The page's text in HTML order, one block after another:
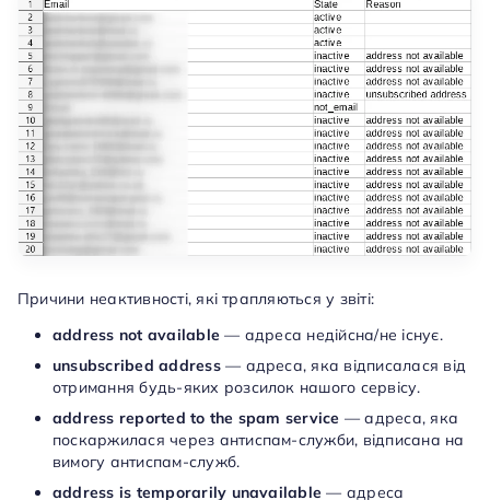
Причини неактивності, які трапляються у звіті:
address not available — адреса недійсна/не існує.
unsubscribed address— адреса, яка відписалася від
отримання будь-яких розсилок нашого сервісу.
address reported to the spam service — адреса, яка
поскаржилася через антиспам-служби, відписана на
вимогу антиспам-служб.
address is temporarily unavailable — адреса